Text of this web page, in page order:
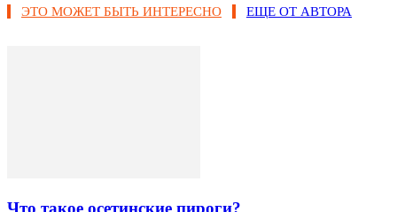
ЭТО МОЖЕТ БЫТЬ ИНТЕРЕСНО ЕЩЕ ОТ АВТОРА
Что такое осетинские пироги?